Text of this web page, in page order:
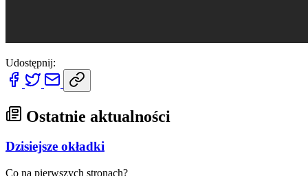
Udostępnij:
Ostatnie aktualności
Dzisiejsze okładki
Co na pierwszych stronach?